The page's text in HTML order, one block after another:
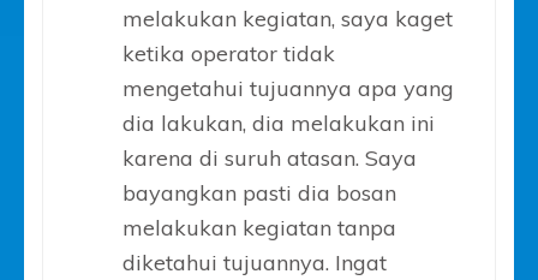
melakukan kegiatan, saya kaget
ketika operator tidak
mengetahui tujuannya apa yang
dia lakukan, dia melakukan ini
karena di suruh atasan. Saya
bayangkan pasti dia bosan
melakukan kegiatan tanpa
diketahui tujuannya. Ingat